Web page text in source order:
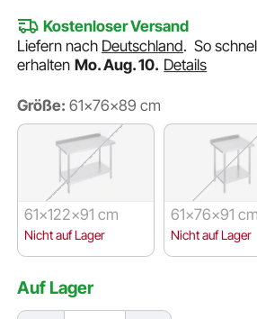
Kostenloser Versand
Liefern nach Deutschland.So
erhalten Mo. Aug. 10. Details
Größe: 61x76x89 cm
61x122x91 cm
Nicht auf Lager
61x76x91 cm
Nicht auf Lager
Auf Lager